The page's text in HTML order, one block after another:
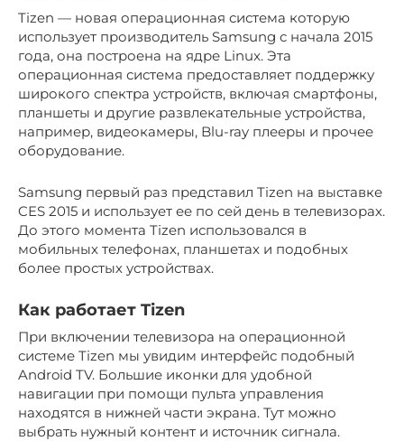
Tizen — новая операционная система которую
использует производитель Samsung с начала 2015
года, она построена на ядре Linux. Эта
операционная система предоставляет поддержку
широкого спектра устройств, включая смартфоны,
планшеты и другие развлекательные устройства,
например, видеокамеры, Blu-ray плееры и прочее
оборудование.
Samsung первый раз представил Tizen на выставке
CES 2015 и использует ее по сей день в телевизорах.
До этого момента Tizen использовался в
мобильных телефонах, планшетах и подобных
более простых устройствах.
Как работает Tizen
При включении телевизора на операционной
системе Tizen мы увидим интерфейс подобный
Android TV. Большие иконки для удобной
навигации при помощи пульта управления
находятся в нижней части экрана. Тут можно
выбрать нужный контент и источник сигнала.